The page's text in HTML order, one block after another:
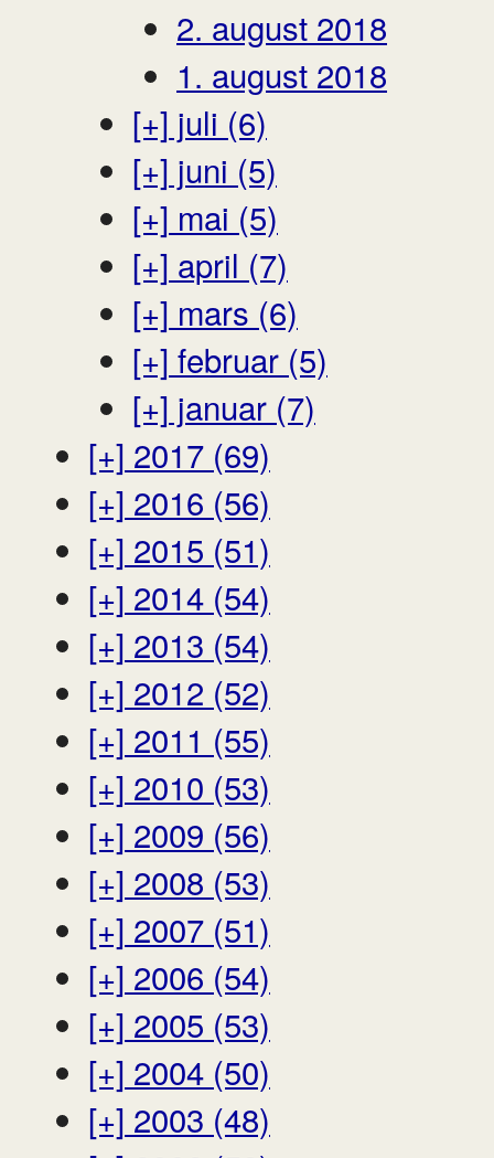
2. august 2018
1. august 2018
[+] juli (6)
[+] juni (5)
[+] mai (5)
[+] april (7)
[+] mars (6)
[+] februar (5)
[+] januar (7)
[+] 2017 (69)
[+] 2016 (56)
[+] 2015 (51)
[+] 2014 (54)
[+] 2013 (54)
[+] 2012 (52)
[+] 2011 (55)
[+] 2010 (53)
[+] 2009 (56)
[+] 2008 (53)
[+] 2007 (51)
[+] 2006 (54)
[+] 2005 (53)
[+] 2004 (50)
[+] 2003 (48)